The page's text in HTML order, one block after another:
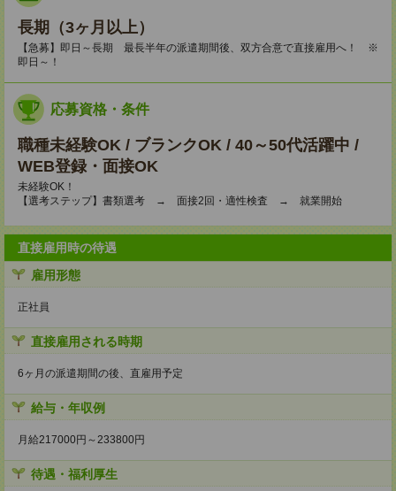
長期（3ヶ月以上）
【急募】即日～長期 最長半年の派遣期間後、双方合意で直接雇用へ！ ※
即日～！
応募資格・条件
職種未経験OK / ブランクOK / 40～50代活躍中 /
WEB登録・面接OK
未経験OK！
【選考ステップ】書類選考 → 面接2回・適性検査 → 就業開始
直接雇用時の待遇
雇用形態
正社員
直接雇用される時期
6ヶ月の派遣期間の後、直雇用予定
給与・年収例
月給217000円～233800円
待遇・福利厚生